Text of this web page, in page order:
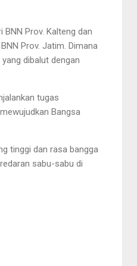
Prov. Kalteng dan
Prov. Jatim. Dimana
dibalut dengan
tugas
Bangsa
tinggi dan rasa bangga
sabu-sabu di